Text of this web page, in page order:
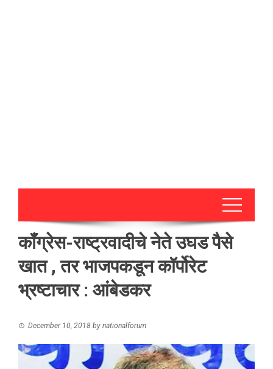
कॉंग्रेस-राष्ट्रवादीचे नेते उघड पैसे
खात , तर भाजपकडून कॉर्पोरेट
भ्रष्टाचार : आंबेडकर
December 10, 2018 by nationalforum